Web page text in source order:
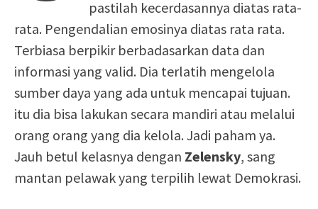
pastilah kecerdasannya diatas rata-
rata. Pengendalian emosinya diatas rata rata.
Terbiasa berpikir berbadasarkan data dan
informasi yang valid. Dia terlatih mengelola
sumber daya yang ada untuk mencapai tujuan.
itu dia bisa lakukan secara mandiri atau melalui
orang orang yang dia kelola. Jadi paham ya.
Jauh betul kelasnya dengan Zelensky, sang
mantan pelawak yang terpilih lewat Demokrasi.